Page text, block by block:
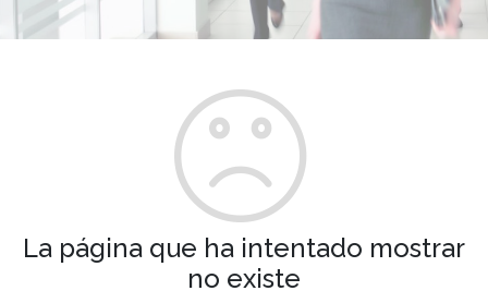
La página que ha intentado mostrar
no existe